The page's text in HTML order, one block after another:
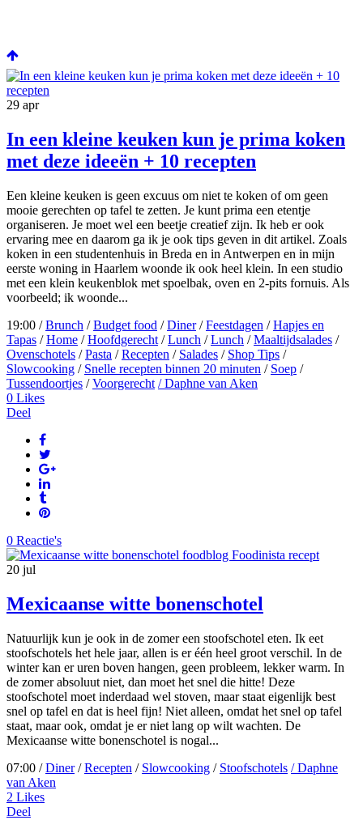
29 apr
In een kleine keuken kun je prima koken
met deze ideeën + 10 recepten
Een kleine keuken is geen excuus om niet te koken of om geen
mooie gerechten op tafel te zetten. Je kunt prima een etentje
organiseren. Je moet wel een beetje creatief zijn. Ik heb er ook
ervaring mee en daarom ga ik je ook tips geven in dit artikel. Zoals
koken in een studentenhuis in Breda en in Antwerpen en in mijn
eerste woning in Haarlem woonde ik ook heel klein. In een studio
met een klein keukenblok met spoelbak, oven en 2-pits fornuis. Als
voorbeeld; ik woonde...
19:00 /Brunch /Budget food /Diner/Feestdagen /Hapjes en
Tapas /Home /Hoofdgerecht /Lunch /Lunch /Maaltijdsalades /
Ovenschotels /Pasta /Recepten / Salades / Shop Tips /
Slowcooking / Snelle recepten binnen 20 minuten / Soep /
Tussendoortjes /Voorgerecht / Daphne van Aken
0 Likes
Deel
0 Reactie's
20 jul
Mexicaanse witte bonenschotel
Natuurlijk kun je ook in de zomer een stoofschotel eten. Ik eet
stoofschotels het hele jaar, allen is er één heel groot verschil. In de
winter kan er uren boven hangen, geen probleem, lekker warm. In
de zomer absoluut niet, dan moet het snel die hitte! Deze
stoofschotel moet inderdaad wel stoven, maar staat eigenlijk best
snel op tafel en dat is heel fijn! Niet alleen, omdat het snel op tafel
staat, maar ook, omdat je er niet lang op wilt wachten. De
Mexicaanse witte bonenschotel is nogal...
07:00 /Diner/Recepten / Slowcooking / Stoofschotels / Daphne
van Aken
2 Likes
Deel